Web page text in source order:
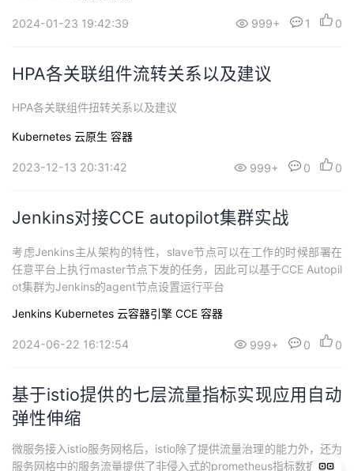
2024-01-23 19:42:39 999+ 1 0
HPA各关联组件流转关系以及建议
HPA各关联组件扭转关系以及建议
Kubernetes 云原生 容器
2023-12-13 20:31:42 999+ 0 0
Jenkins对接CCE autopilot集群实战
考虑Jenkins主从架构的特性，slave节点可以在工作的时候部署在
任意平台上执行master节点下发的任务，因此可以基于CCE Autopil
ot集群为Jenkins的agent节点设置运行平台
Jenkins Kubernetes 云容器引擎 CCE 容器
2024-06-22 16:12:54 999+ 0 0
基于istio提供的七层流量指标实现应用自动
弹性伸缩
微服务接入istio服务网格后，istio除了提供流量治理的能力外，还为
服务网格中的服务流量提供了非侵入式的prometheus指标数据。